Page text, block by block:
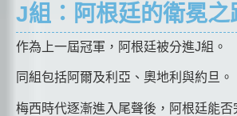
J組：阿根廷的衛冕之
作為上一屆冠軍，阿根廷被分進J組。
同組包括阿爾及利亞、奧地利與約旦。
梅西時代逐漸進入尾聲後，阿根廷能